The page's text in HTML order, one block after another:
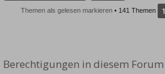
Themen als gelesen markieren• 141 Themen 1
Berechtigungen in diesem Forum